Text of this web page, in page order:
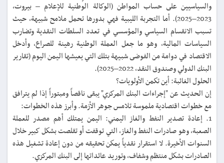
والسياسيين على حساب المواطن (الوكالة الوطنية للإعلام – بيروت،
2023–2025). أما التجربة الليبية فهي بدورها تحمل ملامح شبيهة، حيث
تسبب الانقسام السياسي والمؤسسي في تعدد السلطات النقدية وتضارب
السياسات المالية، وهو ما جعل العملة الوطنية رهينة للصراع، وأدخل
الاقتصاد في دوامة من الفوضى شبيهة بتلك التي يعيشها اليمن اليوم (تقارير
البنك الدولي وصندوق النقد، 2022–2025).
الحلول الغائبة: أين تكمن الأولويات؟
إن الحديث عن "إجراءات البنك المركزي" يبقى ناقصاً ومبتوراً إذا لم يترافق
مع خطوات اقتصادية ملموسة تلامس جوهر الأزمة. وأبرز هذه الخطوات:
1. إعادة تصدير النفط والغاز اليمني: اليمن يمتلك أهم مصدر للعملة
الصعبة، وهو صادرات النفط والغاز، التي توقفت أو تقلصت بشكل كبير خلال
السنوات الأخيرة. لا استقرار نقدياً يمكن تحقيقه من دون إعادة تشغيل هذه
الصادرات بشكل منتظم وشفاف، وتوريد عائداتها إلى البنك المركزي.